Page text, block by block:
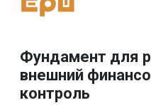
Фундамент для
внешний
контроль